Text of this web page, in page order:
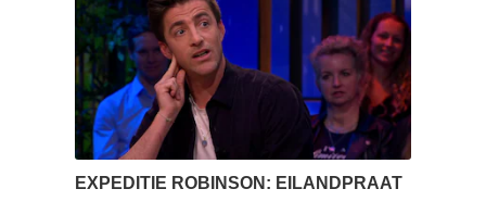
EXPEDITIE ROBINSON: EILANDPRAAT